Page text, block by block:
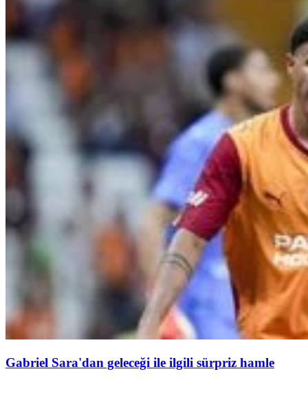
Gabriel Sara'dan geleceği ile ilgili sürpriz hamle